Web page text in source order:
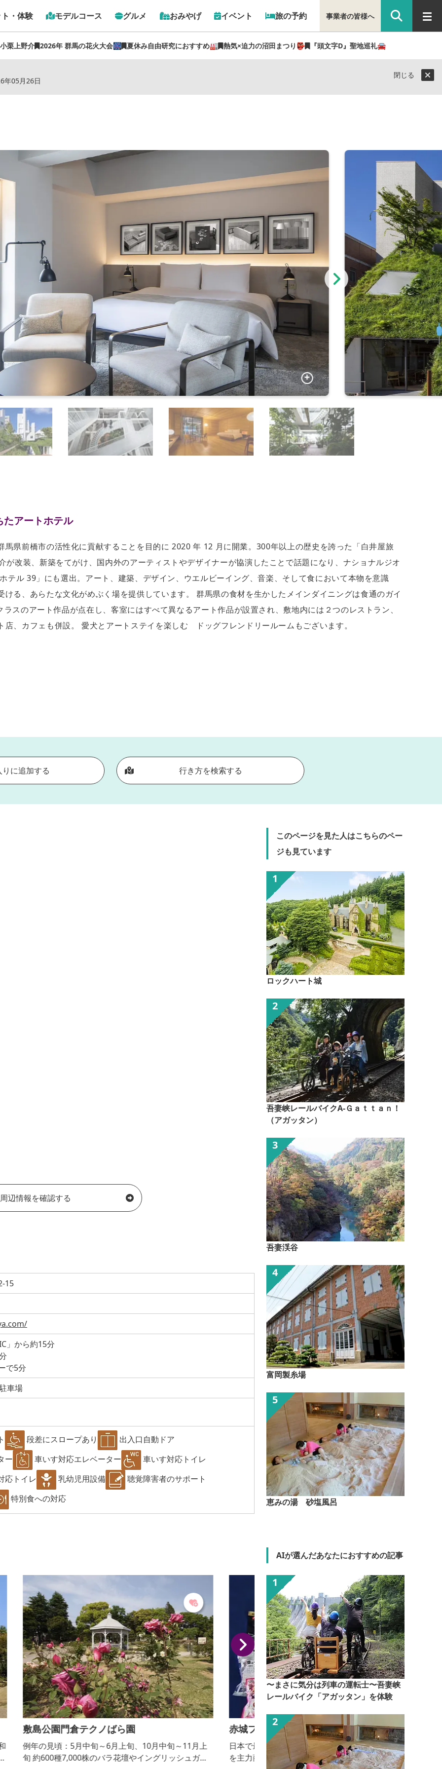
・体験 モデルコース グルメ おみやげ イベント 旅の予約
栗上野介 2026年 群馬の花火大会🎆 夏休み自由研究におすすめ🏭 熱気×迫力の沼田まつり👺 『頭文字D』聖地巡礼🚘
事業者の皆様へ
年05月26日
閉じる
たアートホテル
県前橋市の活性化に貢献することを⽬的に 2020 年 12 ⽉に開業。300年以上の歴史を誇った「⽩井屋旅
改装、新築をてがけ、国内外のアーティストやデザイナーが協演したことで話題になり、ナショナルジオ
テル 39」にも選出。アート、建築、デザイン、ウエルビーイング、音楽、そして⾷において本物を意識
る、あらたな⽂化がめぶく場を提供しています。 群馬県の食材を生かしたメインダイニングは食通のガイ
スのアート作品が点在し、客室にはすべて異なるアート作品が設置され、敷地内には２つのレストラン、
、カフェも併設。 愛⽝とアートステイを楽しむ ドッグフレンドリールームもございます。
に追加する 行き方を検索する
周辺情報を確認する
15
」から約15分
で5分
車場
段差にスロープあり
出入口自動ドア
ー
車いす対応エレベーター
車いす対応トイレ
応トイレ
乳幼児用設備
聴覚障害者のサポート
特別食への対応
敷島公園門倉テクノばら園
例年の見頃：5月中旬～6月上旬、10月中旬～11月上
旬 約600種7,000株のバラ花壇やイングリッシュガー
赤城フーズ（株）
日本で最初に開発した「カリカリ梅」のラインナップ
を主力商品として、その他の梅加工品と各種漬け物を
このページを見た人はこちらのペー
ジも見ています
ロックハート城
吾妻峡レールバイクA-Ｇａｔｔａｎ！
（アガッタン）
吾妻渓谷
富岡製糸場
恵みの湯 砂塩風呂
AIが選んだあなたにおすすめの記事
〜まさに気分は列車の運転士〜吾妻峡
レールバイク「アガッタン」を体験